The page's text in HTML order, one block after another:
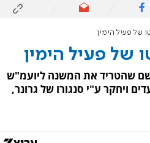
של פעיל הימין
של פעיל הימין
שהטריד את המשנה ליועמ"ש
ויחקר ע"י סנגורו של גרונר,